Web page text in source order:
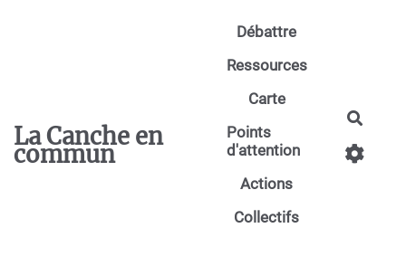
La Canche en
commun
Débattre
Ressources
Carte
Points
d'attention
Actions
Collectifs